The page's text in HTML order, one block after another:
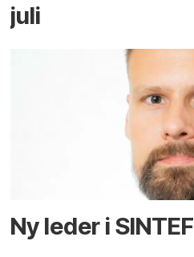
juli
Ny leder i SINTEF